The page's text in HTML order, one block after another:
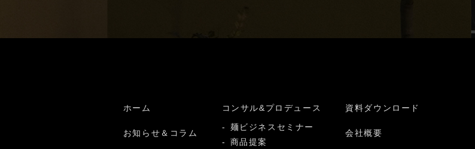
ホーム
お知らせ＆コラム
コンサル&プロデュース
麺ビジネスセミナー
商品提案
資料ダウンロード
会社概要